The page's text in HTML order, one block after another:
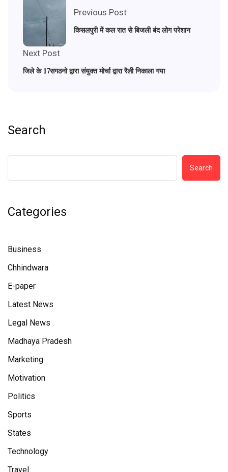
Previous Post
किसलपुरी में कल रात से बिजली बंद लोग परेशान
Next Post
जिले के 17सगठनो द्वारा संयुक्त मोर्चा द्वारा रैली निकाला गया
Search
Search
Categories
Business
Chhindwara
E-paper
Latest News
Legal News
Madhaya Pradesh
Marketing
Motivation
Politics
Sports
States
Technology
Travel